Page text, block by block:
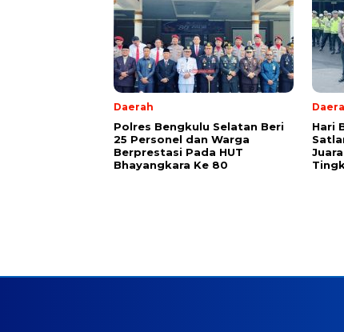
Daerah
Polres Bengkulu Selatan Beri
25 Personel dan Warga
Berprestasi Pada HUT
Bhayangkara Ke 80
Hari